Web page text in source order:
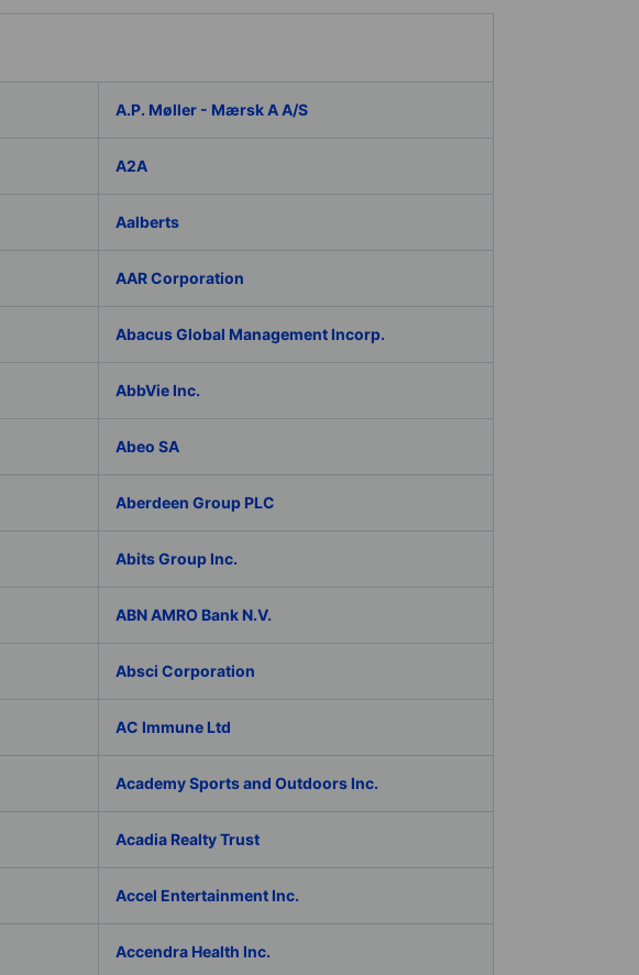
A.P. Møller - Mærsk A A/S
A2A
Aalberts
AAR Corporation
Abacus Global Management Incorp.
AbbVie Inc.
Abeo SA
Aberdeen Group PLC
Abits Group Inc.
ABN AMRO Bank N.V.
Absci Corporation
AC Immune Ltd
Academy Sports and Outdoors Inc.
Acadia Realty Trust
Accel Entertainment Inc.
Accendra Health Inc.